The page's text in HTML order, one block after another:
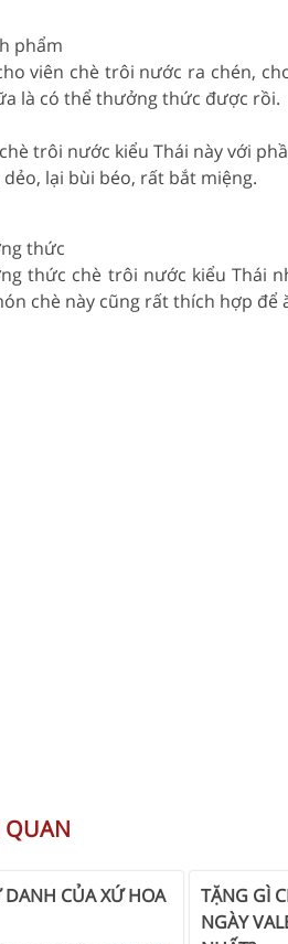
phẩm
viên chè trôi nước ra chén,
là có thể thưởng thức được rồi.
trôi nước kiểu Thái này với
lại bùi béo, rất bắt miệng.
thức
thức chè trôi nước kiểu Thái
chè này cũng rất thích hợp
QUAN
CỦA XỨ HOA
TẶNG GÌ
NGÀY